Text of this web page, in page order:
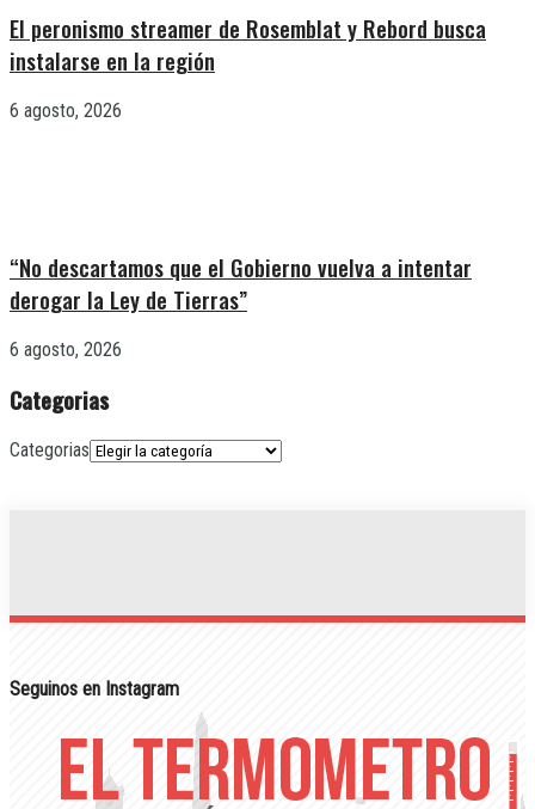
El peronismo streamer de Rosemblat y Rebord busca
instalarse en la región
6 agosto, 2026
“No descartamos que el Gobierno vuelva a intentar
derogar la Ley de Tierras”
6 agosto, 2026
Categorias
Categorias
Seguinos en Instagram